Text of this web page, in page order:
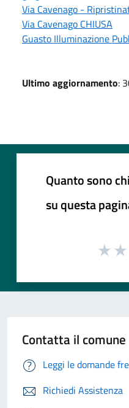
Via Cavenago -
Via Cavenago CHIUSA
Guasto Illuminazione
Ultimo aggiornamento:
Quanto sono
su questa
Contatta il comune
Leggi le domande
Richiedi Assistenza